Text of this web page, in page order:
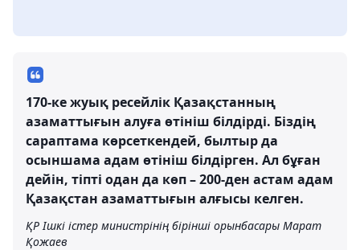
170-ке жуық ресейлік Қазақстанның
азаматтығын алуға өтініш білдірді. Біздің
сараптама көрсеткендей, былтыр да
осыншама адам өтініш білдірген. Ал бұған
дейін, тіпті одан да көп – 200-ден астам адам
Қазақстан азаматтығын алғысы келген.
ҚР Ішкі істер министрінің бірінші орынбасары Марат
Қожаев